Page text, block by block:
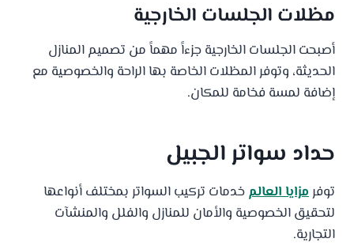
مظلات الجلسات الخارجية
أصبحت الجلسات الخارجية جزءاً مهماً من تصميم المنازل
الحديثة، وتوفر المظلات الخاصة بها الراحة والخصوصية مع
إضافة لمسة فخامة للمكان.
حداد سواتر الجبيل
توفرمزايا العالمخدمات تركيب السواتر بمختلف أنواعها
لتحقيق الخصوصية والأمان للمنازل والفلل والمنشآت
التجارية.